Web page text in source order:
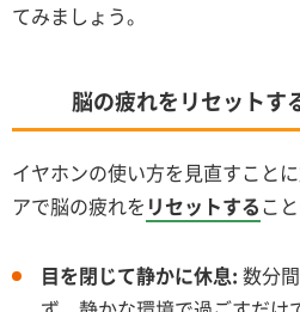
てみましょう。
脳の疲れをリセットす
イヤホンの使い方を見直すこと
アで脳の疲れを リセットするこ
目を閉じて静かに休息: 数分